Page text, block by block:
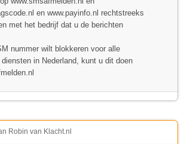
en www.payinfo.nl rechtstreeks
met het bedrijf dat u de berichten
nummer wilt blokkeren voor alle
in Nederland, kunt u dit doen
Robin van Klacht.nl